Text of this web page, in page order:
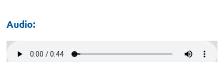
Audio: